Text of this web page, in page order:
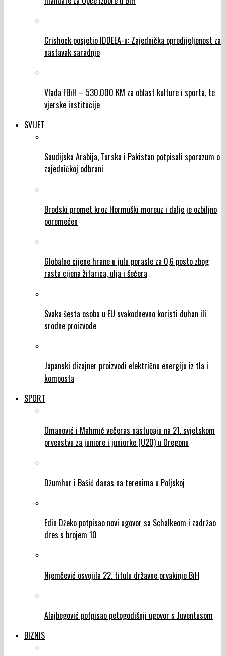
Crishock posjetio IDDEEA-u: Zajednička opredijeljenost za
nastavak saradnje
Vlada FBiH – 530.000 KM za oblast kulture i sporta, te
vjerske institucije
SVIJET
Saudijska Arabija, Turska i Pakistan potpisali sporazum o
zajedničkoj odbrani
Brodski promet kroz Hormuški moreuz i dalje je ozbiljno
poremećen
Globalne cijene hrane u julu porasle za 0,6 posto zbog
rasta cijena žitarica, ulja i šećera
Svaka šesta osoba u EU svakodnevno koristi duhan ili
srodne proizvode
Japanski dizajner proizvodi električnu energiju iz tla i
komposta
SPORT
Omanović i Mahmić večeras nastupaju na 21. svjetskom
prvenstvu za juniore i juniorke (U20) u Oregonu
Džumhur i Bašić danas na terenima u Poljskoj
Edin Džeko potpisao novi ugovor sa Schalkeom i zadržao
dres s brojem 10
Njemčević osvojila 22. titulu državne prvakinje BiH
Alajbegović potpisao petogodišnji ugovor s Juventusom
BIZNIS